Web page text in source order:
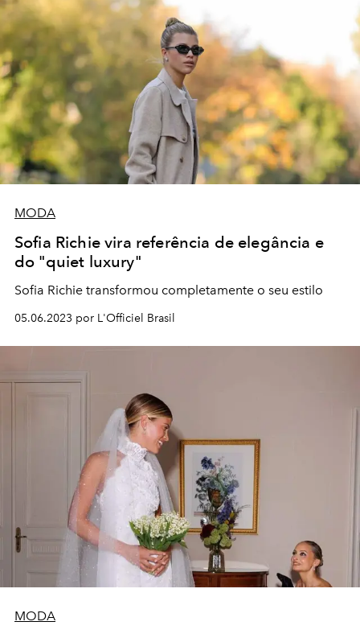
MODA
Sofia Richie vira referência de elegância e
do "quiet luxury"
Sofia Richie transformou completamente o seu estilo
05.06.2023 por L'Officiel Brasil
MODA